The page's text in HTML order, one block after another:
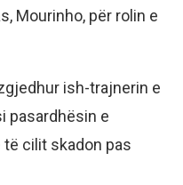
Mourinho, për rolin e
ish-trajnerin e
pasardhësin e
të cilit skadon pas